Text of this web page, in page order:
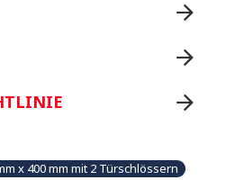
x 400 mm mit 2 Türschlössern